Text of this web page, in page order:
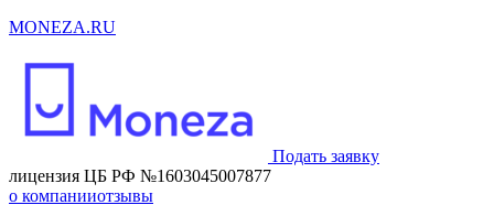
MONEZA.RU
Подать заявку
лицензия ЦБ РФ №1603045007877
о компанииотзывы